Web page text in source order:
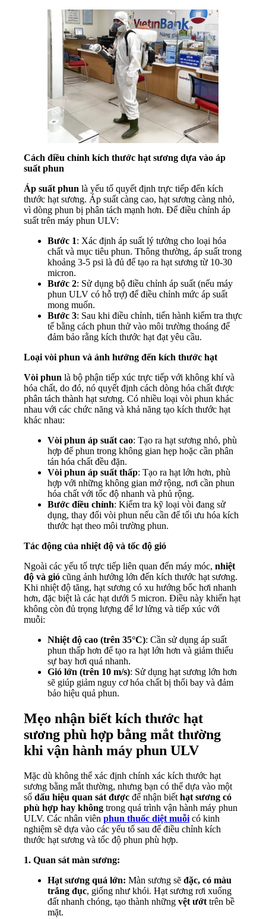
Cách điều chỉnh kích thước hạt sương dựa vào áp
suất phun
Áp suất phun là yếu tố quyết định trực tiếp đến kích
thước hạt sương. Áp suất càng cao, hạt sương càng nhỏ,
vì dòng phun bị phân tách mạnh hơn. Để điều chỉnh áp
suất trên máy phun ULV:
Bước 1: Xác định áp suất lý tưởng cho loại hóa
chất và mục tiêu phun. Thông thường, áp suất trong
khoảng 3-5 psi là đủ để tạo ra hạt sương từ 10-30
micron.
Bước 2: Sử dụng bộ điều chỉnh áp suất (nếu máy
phun ULV có hỗ trợ) để điều chỉnh mức áp suất
mong muốn.
Bước 3: Sau khi điều chỉnh, tiến hành kiểm tra thực
tế bằng cách phun thử vào môi trường thoáng để
đảm bảo rằng kích thước hạt đạt yêu cầu.
Loại vòi phun và ảnh hưởng đến kích thước hạt
Vòi phun là bộ phận tiếp xúc trực tiếp với không khí và
hóa chất, do đó, nó quyết định cách dòng hóa chất được
phân tách thành hạt sương. Có nhiều loại vòi phun khác
nhau với các chức năng và khả năng tạo kích thước hạt
khác nhau:
Vòi phun áp suất cao: Tạo ra hạt sương nhỏ, phù
hợp để phun trong không gian hẹp hoặc cần phân
tán hóa chất đều đặn.
Vòi phun áp suất thấp: Tạo ra hạt lớn hơn, phù
hợp với những không gian mở rộng, nơi cần phun
hóa chất với tốc độ nhanh và phủ rộng.
Bước điều chỉnh: Kiểm tra kỹ loại vòi đang sử
dụng, thay đổi vòi phun nếu cần để tối ưu hóa kích
thước hạt theo môi trường phun.
Tác động của nhiệt độ và tốc độ gió
Ngoài các yếu tố trực tiếp liên quan đến máy móc, nhiệt
độ và gió cũng ảnh hưởng lớn đến kích thước hạt sương.
Khi nhiệt độ tăng, hạt sương có xu hướng bốc hơi nhanh
hơn, đặc biệt là các hạt dưới 5 micron. Điều này khiến hạt
không còn đủ trọng lượng để lơ lửng và tiếp xúc với
muỗi:
Nhiệt độ cao (trên 35°C): Cần sử dụng áp suất
phun thấp hơn để tạo ra hạt lớn hơn và giảm thiểu
sự bay hơi quá nhanh.
Gió lớn (trên 10 m/s): Sử dụng hạt sương lớn hơn
sẽ giúp giảm nguy cơ hóa chất bị thổi bay và đảm
bảo hiệu quả phun.
Mẹo nhận biết kích thước hạt
sương phù hợp bằng mắt thường
khi vận hành máy phun ULV
Mặc dù không thể xác định chính xác kích thước hạt
sương bằng mắt thường, nhưng bạn có thể dựa vào một
số dấu hiệu quan sát được để nhận biết hạt sương có
phù hợp hay không trong quá trình vận hành máy phun
ULV. Các nhân viên phun thuốc diệt muỗi có kinh
nghiệm sẽ dựa vào các yếu tố sau để điều chỉnh kích
thước hạt sương và tốc độ phun phù hợp.
1. Quan sát màn sương:
Hạt sương quá lớn: Màn sương sẽ đặc, có màu
trắng đục, giống như khói. Hạt sương rơi xuống
đất nhanh chóng, tạo thành những vệt ướt trên bề
mặt.